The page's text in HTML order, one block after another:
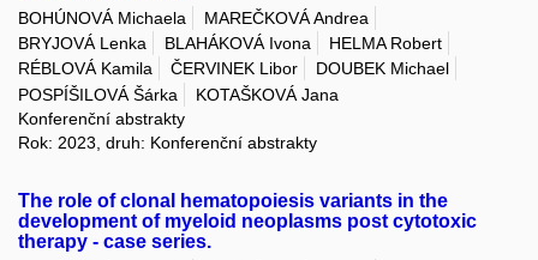
BOHÚNOVÁ Michaela
MAREČKOVÁ Andrea
BRYJOVÁ Lenka
BLAHÁKOVÁ Ivona
HELMA Robert
RÉBLOVÁ Kamila
ČERVINEK Libor
DOUBEK Michael
POSPÍŠILOVÁ Šárka
KOTAŠKOVÁ Jana
Konferenční abstrakty
Rok: 2023, druh: Konferenční abstrakty
The role of clonal hematopoiesis variants in the
development of myeloid neoplasms post cytotoxic
therapy - case series.